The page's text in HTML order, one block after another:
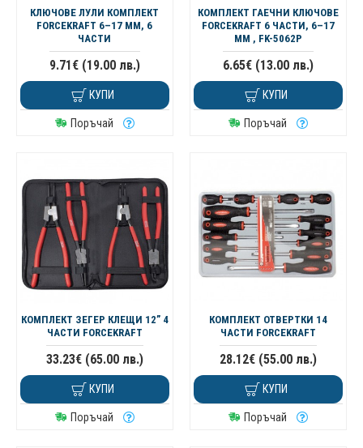
КЛЮЧОВЕ ЛУЛИ КОМПЛЕКТ
FORCEKRAFT 6–17 ММ, 6
ЧАСТИ
9.71€ (19.00 лв.)
КУПИ
Поръчай
КОМПЛЕКТ ГАЕЧНИ КЛЮЧОВЕ
FORCEKRAFT 6 ЧАСТИ, 6–17
ММ , FK-5062P
6.65€ (13.00 лв.)
КУПИ
Поръчай
КОМПЛЕКТ ЗЕГЕР КЛЕЩИ 12” 4
ЧАСТИ FORCEKRAFT
33.23€ (65.00 лв.)
КУПИ
Поръчай
КОМПЛЕКТ ОТВЕРТКИ 14
ЧАСТИ FORCEKRAFT
28.12€ (55.00 лв.)
КУПИ
Поръчай